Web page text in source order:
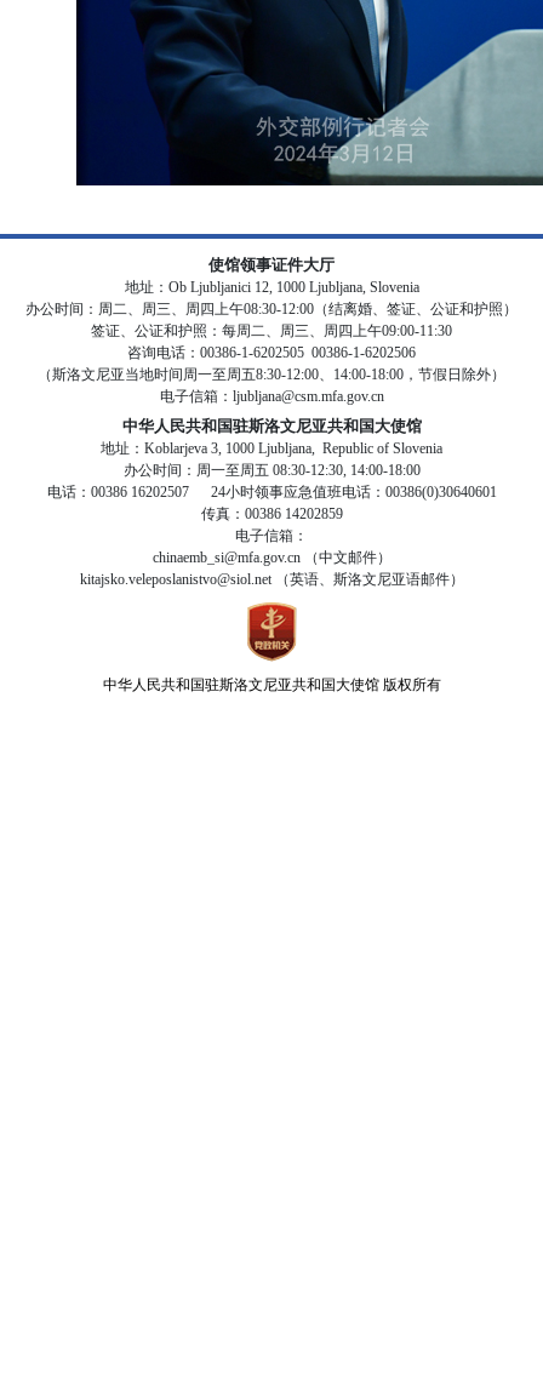
中华人民共和国驻斯洛文尼亚共和国大使馆
地址：Koblarjeva 3, 1000 Ljubljana, Republic of Slovenia
办公时间：周一至周五 08:30-12:30, 14:00-18:00
电话：00386 16202507 24小时领事应急值班电话：00386(0)30640601
传真：00386 14202859
电子信箱：
chinaemb_si@mfa.gov.cn （中文邮件）
kitajsko.veleposlanistvo@siol.net （英语、斯洛文尼亚语邮件）
中华人民共和国驻斯洛文尼亚共和国大使馆版权所有
使馆领事证件大厅
地址：Ob Ljubljanici 12, 1000 Ljubljana, Slovenia
办公时间：周二、周三、周四上午08:30-12:00（结离婚、签证、公证和护照）
签证、公证和护照：每周二、周三、周四上午09:00-11:30
咨询电话：00386-1-6202505 00386-1-6202506
（斯洛文尼亚当地时间周一至周五8:30-12:00、14:00-18:00，节假日除外）
电子信箱：ljubljana@csm.mfa.gov.cn